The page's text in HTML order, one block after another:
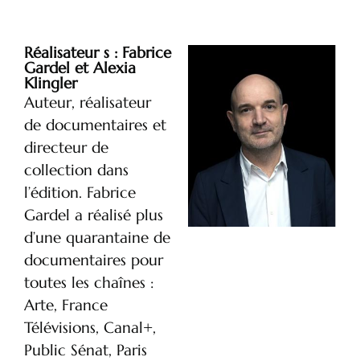
Réalisateur s : Fabrice
Gardel et Alexia
Klingler
Auteur, réalisateur
de documentaires et
directeur de
collection dans
l’édition. Fabrice
Gardel a réalisé plus
d’une quarantaine de
documentaires pour
toutes les chaînes :
Arte, France
Télévisions, Canal+,
Public Sénat, Paris